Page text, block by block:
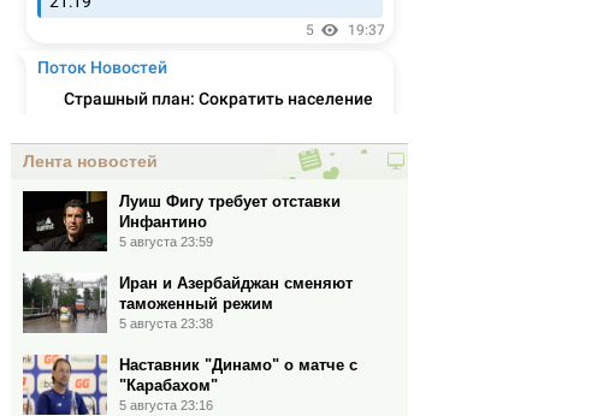
Лента новостей
Луиш Фигу требует отставки
Инфантино
5 августа 23:59
Иран и Азербайджан сменяют
таможенный режим
5 августа 23:38
Наставник "Динамо" о матче с
"Карабахом"
5 августа 23:16